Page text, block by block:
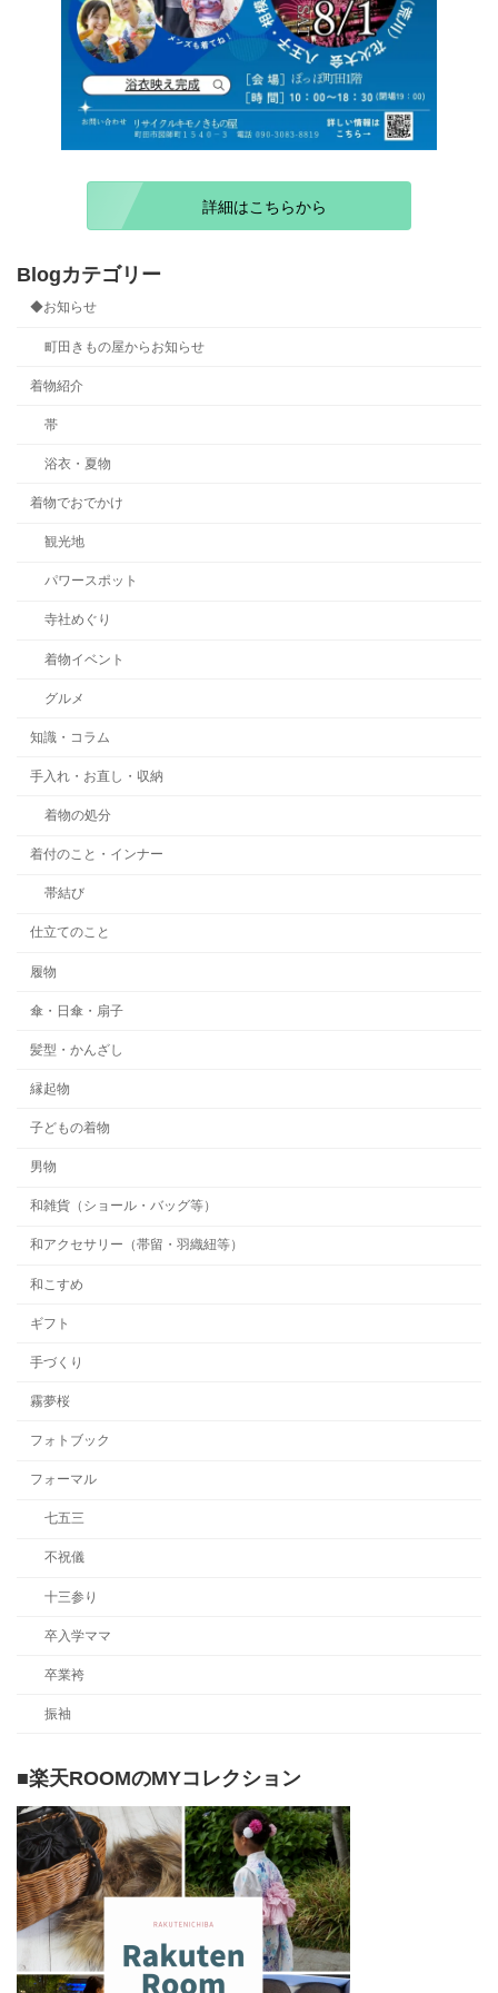
詳細はこちらから
Blogカテゴリー
◆お知らせ
町田きもの屋からお知らせ
着物紹介
帯
浴衣・夏物
着物でおでかけ
観光地
パワースポット
寺社めぐり
着物イベント
グルメ
知識・コラム
手入れ・お直し・収納
着物の処分
着付のこと・インナー
帯結び
仕立てのこと
履物
傘・日傘・扇子
髪型・かんざし
縁起物
子どもの着物
男物
和雑貨（ショール・バッグ等）
和アクセサリー（帯留・羽織紐等）
和こすめ
ギフト
手づくり
霧夢桜
フォトブック
フォーマル
七五三
不祝儀
十三参り
卒入学ママ
卒業袴
振袖
■楽天ROOMのMYコレクション